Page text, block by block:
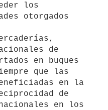
los
otorgados
de
en buques
que las
en la
de
en los